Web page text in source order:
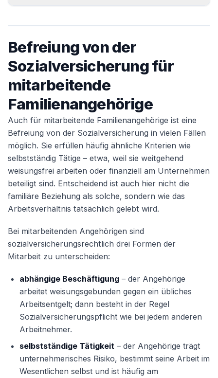
Bloßer Einfluss oder Fachwissen genügen nicht.
Befreiung von der
Sozialversicherung für
mitarbeitende
Familienangehörige
Auch für mitarbeitende Familienangehörige ist eine
Befreiung von der Sozialversicherung in vielen Fällen
möglich. Sie erfüllen häufig ähnliche Kriterien wie
selbstständig Tätige – etwa, weil sie weitgehend
weisungsfrei arbeiten oder finanziell am Unternehmen
beteiligt sind. Entscheidend ist auch hier nicht die
familiäre Beziehung als solche, sondern wie das
Arbeitsverhältnis tatsächlich gelebt wird.
Bei mitarbeitenden Angehörigen sind
sozialversicherungsrechtlich drei Formen der
Mitarbeit zu unterscheiden:
abhängige Beschäftigung – der Angehörige
arbeitet weisungsgebunden gegen ein übliches
Arbeitsentgelt; dann besteht in der Regel
Sozialversicherungspflicht wie bei jedem anderen
Arbeitnehmer.
selbstständige Tätigkeit – der Angehörige trägt
unternehmerisches Risiko, bestimmt seine Arbeit im
Wesentlichen selbst und ist häufig am